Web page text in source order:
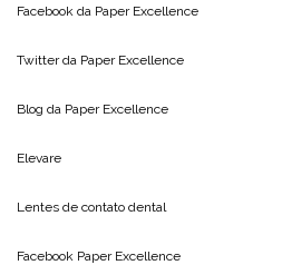
Facebook da Paper Excellence
Twitter da Paper Excellence
Blog da Paper Excellence
Elevare
Lentes de contato dental
Facebook Paper Excellence